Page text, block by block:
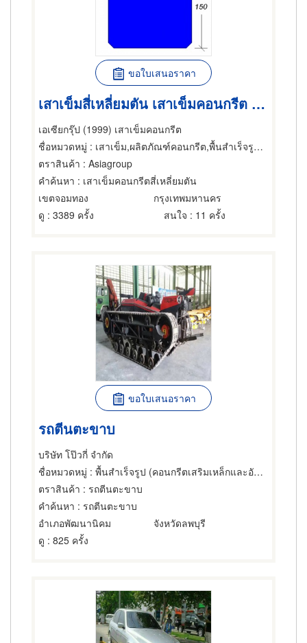
ขอใบเสนอราคา
เสาเข็มสี่เหลี่ยมตัน เสาเข็มคอนกรีต เสาเข็ม-การตอก
เอเซียกรุ๊ป (1999) เสาเข็มคอนกรีต
ชื่อหมวดหมู่ : เสาเข็ม,ผลิตภัณฑ์คอนกรีต,พื้นสำเร็จรูป (คอนกรีตเสริมเหล็กและอัดแรง)
ตราสินค้า : Asiagroup
คำค้นหา : เสาเข็มคอนกรีตสี่เหลี่ยมตัน
เขตจอมทอง
กรุงเทพมหานคร
ดู : 3389 ครั้ง สนใจ : 11 ครั้ง
ขอใบเสนอราคา
รถตีนตะขาบ
บริษัท โป๊วกี่ จำกัด
ชื่อหมวดหมู่ : พื้นสำเร็จรูป (คอนกรีตเสริมเหล็กและอัดแรง),เครื่องมือ,รอกยกของ
ตราสินค้า : รถตีนตะขาบ
คำค้นหา : รถตีนตะขาบ
อำเภอพัฒนานิคม
จังหวัดลพบุรี
ดู : 825 ครั้ง